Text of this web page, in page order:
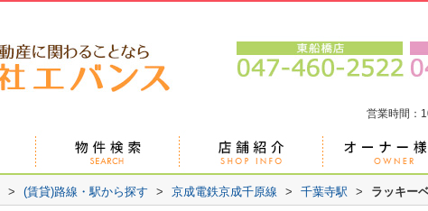
営業時間：
> (賃貸)路線・駅から探す > 京成電鉄京成千原線 > 千葉寺駅 > ラッキー